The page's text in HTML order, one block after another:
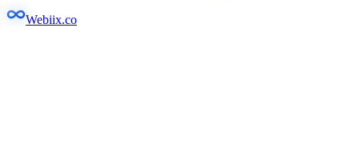
Webiix.co